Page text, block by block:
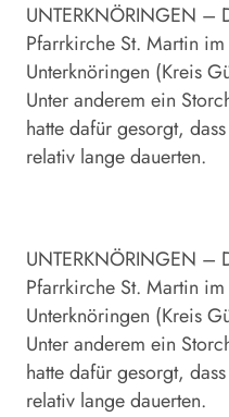
UNTERKNÖRINGEN –
Pfarrkirche St. Martin
Unterknöringen (Kreis
Unter anderem ein
hatte dafür gesorgt,
relativ lange dauerten.
UNTERKNÖRINGEN –
Pfarrkirche St. Martin
Unterknöringen (Kreis
Unter anderem ein
hatte dafür gesorgt,
relativ lange dauerten.